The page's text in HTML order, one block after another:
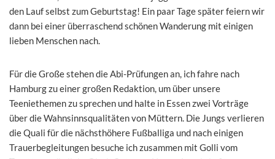
den Lauf selbst zum Geburtstag! Ein paar Tage später feiern wir
dann bei einer überraschend schönen Wanderung mit einigen
lieben Menschen nach.
Für die Große stehen die Abi-Prüfungen an, ich fahre nach
Hamburg zu einer großen Redaktion, um über unsere
Teeniethemen zu sprechen und halte in Essen zwei Vorträge
über die Wahnsinnsqualitäten von Müttern. Die Jungs verlieren
die Quali für die nächsthöhere Fußballiga und nach einigen
Trauerbegleitungen besuche ich zusammen mit Golli vom